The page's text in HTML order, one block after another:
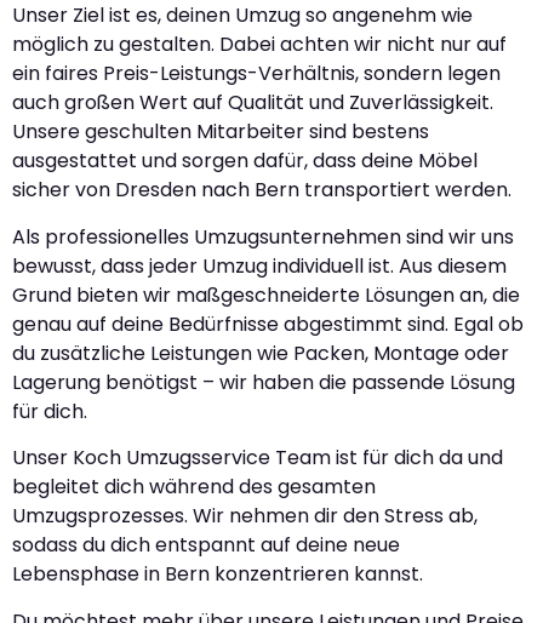
Unser Ziel ist es, deinen Umzug so angenehm wie
möglich zu gestalten. Dabei achten wir nicht nur auf
ein faires Preis-Leistungs-Verhältnis, sondern legen
auch großen Wert auf Qualität und Zuverlässigkeit.
Unsere geschulten Mitarbeiter sind bestens
ausgestattet und sorgen dafür, dass deine Möbel
sicher von Dresden nach Bern transportiert werden.
Als professionelles Umzugsunternehmen sind wir uns
bewusst, dass jeder Umzug individuell ist. Aus diesem
Grund bieten wir maßgeschneiderte Lösungen an, die
genau auf deine Bedürfnisse abgestimmt sind. Egal ob
du zusätzliche Leistungen wie Packen, Montage oder
Lagerung benötigst – wir haben die passende Lösung
für dich.
Unser Koch Umzugsservice Team ist für dich da und
begleitet dich während des gesamten
Umzugsprozesses. Wir nehmen dir den Stress ab,
sodass du dich entspannt auf deine neue
Lebensphase in Bern konzentrieren kannst.